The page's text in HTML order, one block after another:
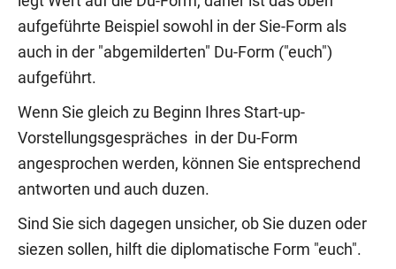
aufgeführte Beispiel sowohl in der Sie-Form als
auch in der "abgemilderten" Du-Form ("euch")
aufgeführt.
Wenn Sie gleich zu Beginn Ihres Start-up-
Vorstellungsgespräches in der Du-Form
angesprochen werden, können Sie entsprechend
antworten und auch duzen.
Sind Sie sich dagegen unsicher, ob Sie duzen oder
siezen sollen, hilft die diplomatische Form "euch".